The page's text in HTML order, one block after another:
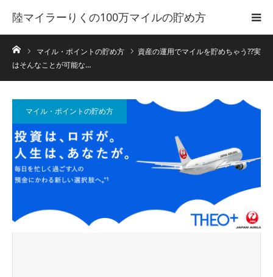
陸マイラーりくの100万マイルの貯め方
ホームマイル・ポイントの貯め方
資産の運用でマイルを貯めちゃう??実
はそんなことが可能な…
マイル・ポイントの貯め方